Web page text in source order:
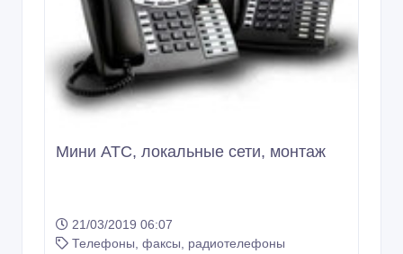
Мини АТС, локальные сети, монтаж
21/03/2019 06:07
Телефоны, факсы, радиотелефоны